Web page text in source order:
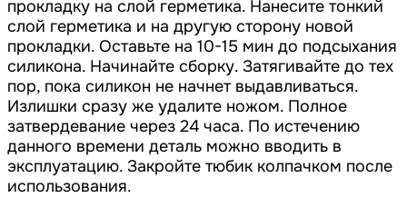
прокладку на слой герметика. Нанесите тонкий
слой герметика и на другую сторону новой
прокладки. Оставьте на 10-15 мин до подсыхания
силикона. Начинайте сборку. Затягивайте до тех
пор, пока силикон не начнет выдавливаться.
Излишки сразу же удалите ножом. Полное
затвердевание через 24 часа. По истечению
данного времени деталь можно вводить в
эксплуатацию. Закройте тюбик колпачком после
использования.